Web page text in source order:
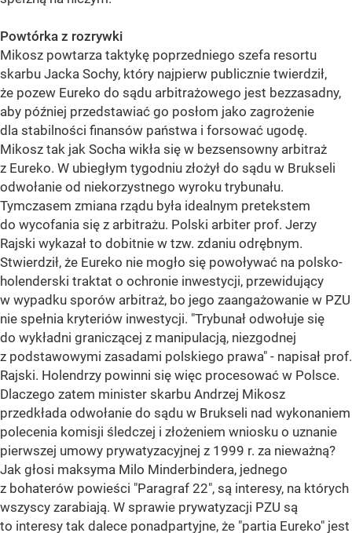
Powtórka z rozrywki
Mikosz powtarza taktykę poprzedniego szefa resortu
skarbu Jacka Sochy, który najpierw publicznie twierdził,
że pozew Eureko do sądu arbitrażowego jest bezzasadny,
aby później przedstawiać go posłom jako zagrożenie
dla stabilności finansów państwa i forsować ugodę.
Mikosz tak jak Socha wikła się w bezsensowny arbitraż
z Eureko. W ubiegłym tygodniu złożył do sądu w Brukseli
odwołanie od niekorzystnego wyroku trybunału.
Tymczasem zmiana rządu była idealnym pretekstem
do wycofania się z arbitrażu. Polski arbiter prof. Jerzy
Rajski wykazał to dobitnie w tzw. zdaniu odrębnym.
Stwierdził, że Eureko nie mogło się powoływać na polsko-
holenderski traktat o ochronie inwestycji, przewidujący
w wypadku sporów arbitraż, bo jego zaangażowanie w PZU
nie spełnia kryteriów inwestycji. "Trybunał odwołuje się
do wykładni graniczącej z manipulacją, niezgodnej
z podstawowymi zasadami polskiego prawa" - napisał prof.
Rajski. Holendrzy powinni się więc procesować w Polsce.
Dlaczego zatem minister skarbu Andrzej Mikosz
przedkłada odwołanie do sądu w Brukseli nad wykonaniem
polecenia komisji śledczej i złożeniem wniosku o uznanie
pierwszej umowy prywatyzacyjnej z 1999 r. za nieważną?
Jak głosi maksyma Milo Minderbindera, jednego
z bohaterów powieści "Paragraf 22", są interesy, na których
wszyscy zarabiają. W sprawie prywatyzacji PZU są
to interesy tak dalece ponadpartyjne, że "partia Eureko" jest